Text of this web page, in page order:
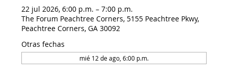
22 jul 2026, 6:00 p.m. – 7:00 p.m.
The Forum Peachtree Corners, 5155 Peachtree Pkwy,
Peachtree Corners, GA 30092
Otras fechas
mié 12 de ago, 6:00 p.m.